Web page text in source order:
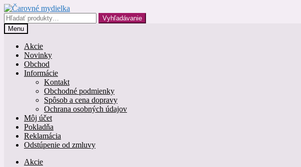
Preskočiť
na
navigáciu
Preskočiť
na
obsah
Hľadať:
Vyhľadávanie
Menu
Akcie
Novinky
Obchod
Informácie
Kontakt
Obchodné podmienky
Spôsob a cena dopravy
Ochrana osobných údajov
Môj účet
Pokladňa
Reklamácia
Odstúpenie od zmluvy
Akcie